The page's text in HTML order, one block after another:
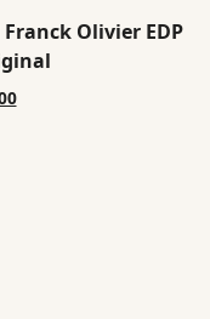
Olivier EDP